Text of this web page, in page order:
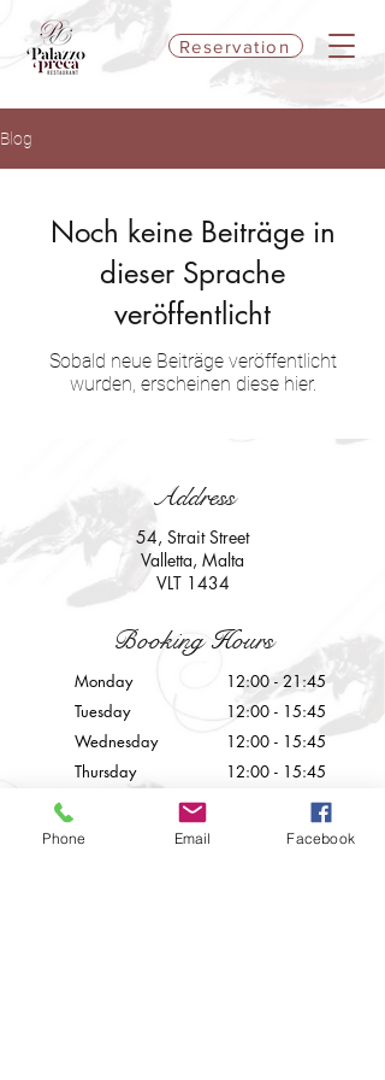
Reservation
Blog
Noch keine Beiträge in
dieser Sprache
veröffentlicht
Sobald neue Beiträge veröffentlicht
wurden, erscheinen diese hier.
Address
54, Strait Street
Valletta, Malta
VLT 1434
Booking Hours
Monday
Tuesday
Wednesday
Thursday
Saturday
12:00 - 21:45
12:00 - 15:45
12:00 - 15:45
12:00 - 15:45
:45
12:00 - 21:45
Phone Email Facebook